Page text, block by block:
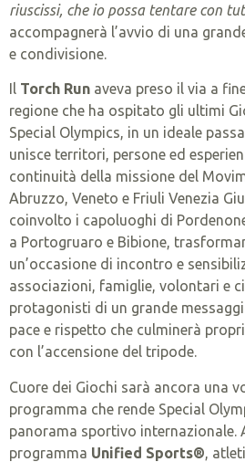
riuscissi, che io possa tentare con
accompagnerà l’avvio di una
e condivisione.
Il Torch Run aveva preso il via a
regione che ha ospitato gli ultimi
Special Olympics, in un ideale
unisce territori, persone ed
continuità della missione del
Abruzzo, Veneto e Friuli Venezia
coinvolto i capoluoghi di
a Portogruaro e Bibione,
un’occasione di incontro e
associazioni, famiglie, volontari e
protagonisti di un grande
pace e rispetto che culminerà
con l’accensione del tripode.
Cuore dei Giochi sarà ancora una
programma che rende Special
panorama sportivo internazionale.
programma Unified Sports®,